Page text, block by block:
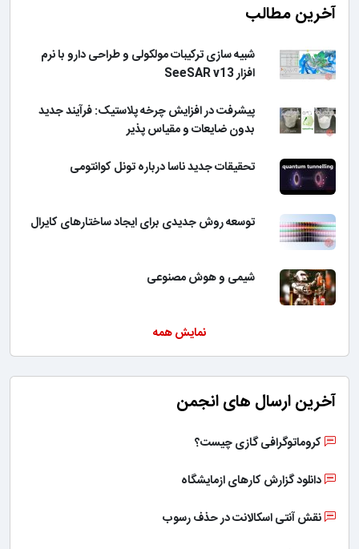
آخرین مطالب
شبیه سازی ترکیبات مولکولی و طراحی دارو با نرم
افزار SeeSAR v13
پیشرفت در افزایش چرخه پلاستیک: فرآیند جدید
بدون ضایعات و مقیاس پذیر
تحقیقات جدید ناسا درباره تونل کوانتومی
توسعه روش جدیدی برای ایجاد ساختارهای کایرال
شیمی و هوش مصنوعی
نمایش همه
آخرین ارسال های انجمن
کروماتوگرافی گازی چیست؟
دانلود گزارش کارهای ازمایشگاه
نقش آنتی اسکالانت در حذف رسوب